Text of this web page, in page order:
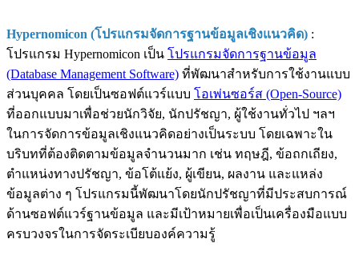
Hypernomicon (โปรแกรมจัดการฐานข้อมูลเชิงแนวคิด) :
โปรแกรม Hypernomicon เป็น โปรแกรมจัดการฐานข้อมูล
(Database Management Software) ที่พัฒนาสำหรับการใช้งานแบบ
ส่วนบุคคล โดยเป็นซอฟต์แวร์แบบ โอเพ่นซอร์ส (Open-Source)
ที่ออกแบบมาเพื่อช่วยนักวิจัย, นักปรัชญา, ผู้ใช้งานทั่วไป ฯลฯ
ในการจัดการข้อมูลเชิงแนวคิดอย่างเป็นระบบ โดยเฉพาะใน
บริบทที่ต้องติดตามข้อมูลจำนวนมาก เช่น ทฤษฎี, ข้อถกเถียง,
ตำแหน่งทางปรัชญา, ข้อโต้แย้ง, ผู้เขียน, ผลงาน และแหล่ง
ข้อมูลต่าง ๆ โปรแกรมนี้พัฒนาโดยนักปรัชญาที่มีประสบการณ์
ด้านซอฟต์แวร์ฐานข้อมูล และมีเป้าหมายเพื่อเป็นเครื่องมือแบบ
ครบวงจรในการจัดระเบียบองค์ความรู้